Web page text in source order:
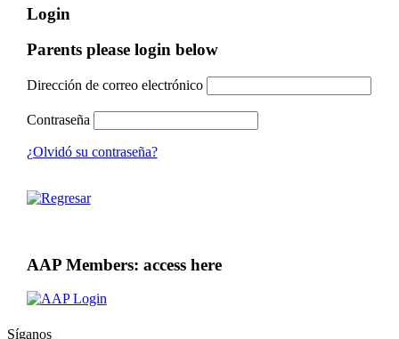
Login
Parents please login below
Dirección de correo electrónico
Contraseña
¿Olvidó su contraseña?
AAP Members: access here
Síganos